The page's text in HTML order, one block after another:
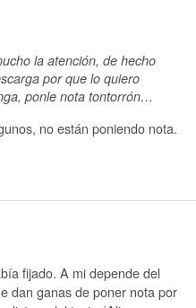
la atención, de hecho
por que lo quiero
ponle nota tontorrón…
no están poniendo nota.
fijado. A mi depende del
dan ganas de poner nota por